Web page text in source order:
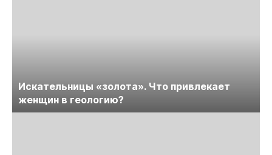
Искательницы «золота». Что привлекает
женщин в геологию?